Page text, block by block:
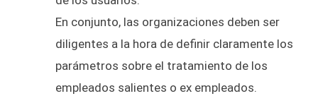
En conjunto, las organizaciones deben ser
diligentes a la hora de definir claramente los
parámetros sobre el tratamiento de los
empleados salientes o ex empleados.